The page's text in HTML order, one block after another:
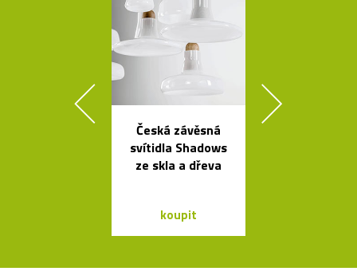
Česká závěsná
svítidla Shadows
ze skla a dřeva
koupit